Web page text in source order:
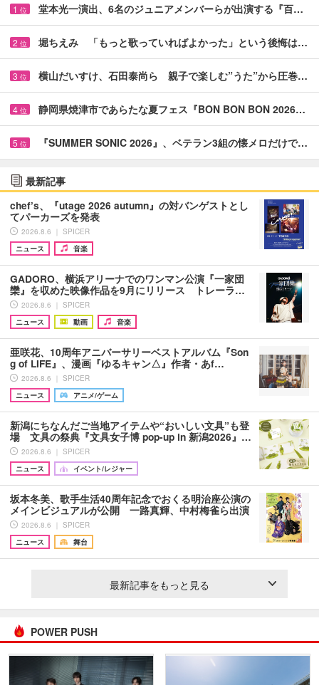
1 位 堂本光一演出、6名のジュニアメンバーらが出演する『百…
2 位 堀ちえみ 「もっと歌っていればよかった」という後悔は…
3 位 横山だいすけ、石田泰尚ら 親子で楽しむ”うた”から圧巻…
4 位 静岡県焼津市であらたな夏フェス『BON BON BON 2026…
5 位 『SUMMER SONIC 2026』、ベテラン3組の懐メロだけで…
最新記事
chef’s、『utage 2026 autumn』の対バンゲストとし
てパーカーズを発表
2026.8.6 ｜ SPICER
ニュース
音楽
GADORO、横浜アリーナでのワンマン公演『一家団
欒』を収めた映像作品を9月にリリース トレーラ…
2026.8.6 ｜ SPICER
ニュース
動画 音楽
亜咲花、10周年アニバーサリーベストアルバム『Son
g of LIFE』、漫画『ゆるキャン△』作者・あf…
2026.8.6 ｜ SPICER
ニュース
アニメ/ゲーム
新潟にちなんだご当地アイテムや“おいしい文具”も登
場 文具の祭典『文具女子博 pop-up in 新潟2026』…
2026.8.6 ｜ SPICER
ニュース
イベント/レジャー
坂本冬美、歌手生活40周年記念でおくる明治座公演の
メインビジュアルが公開 一路真輝、中村梅雀ら出演
2026.8.6 ｜ SPICER
ニュース
舞台
最新記事をもっと見る
POWER PUSH